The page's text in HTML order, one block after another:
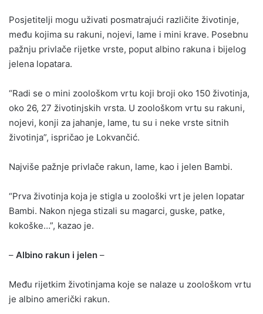
Posjetitelji mogu uživati posmatrajući različite životinje,
među kojima su rakuni, nojevi, lame i mini krave. Posebnu
pažnju privlače rijetke vrste, poput albino rakuna i bijelog
jelena lopatara.
“Radi se o mini zoološkom vrtu koji broji oko 150 životinja,
oko 26, 27 životinjskih vrsta. U zoološkom vrtu su rakuni,
nojevi, konji za jahanje, lame, tu su i neke vrste sitnih
životinja”, ispričao je Lokvančić.
Najviše pažnje privlače rakun, lame, kao i jelen Bambi.
“Prva životinja koja je stigla u zoološki vrt je jelen lopatar
Bambi. Nakon njega stizali su magarci, guske, patke,
kokoške…”, kazao je.
– Albino rakun i jelen –
Među rijetkim životinjama koje se nalaze u zoološkom vrtu
je albino američki rakun.